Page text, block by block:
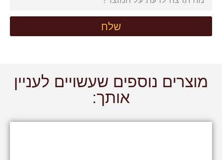
שלח
מוצרים נוספים שעשויים לעניין
אותך: